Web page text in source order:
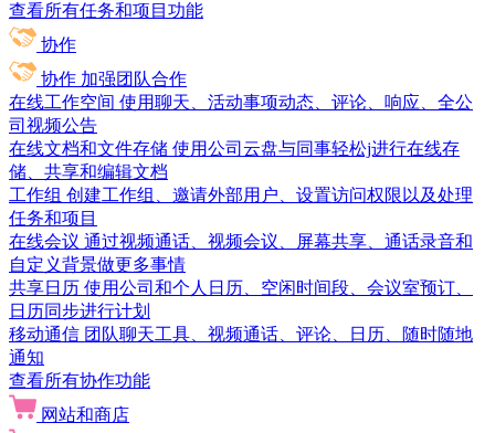
查看所有任务和项目功能
协作
协作 加强团队合作
在线工作空间 使用聊天、活动事项动态、评论、响应、全公
司视频公告
在线文档和文件存储 使用公司云盘与同事轻松j进行在线存
储、共享和编辑文档
工作组 创建工作组、邀请外部用户、设置访问权限以及处理
任务和项目
在线会议 通过视频通话、视频会议、屏幕共享、通话录音和
自定义背景做更多事情
共享日历 使用公司和个人日历、空闲时间段、会议室预订、
日历同步进行计划
移动通信 团队聊天工具、视频通话、评论、日历、随时随地
通知
查看所有协作功能
网站和商店